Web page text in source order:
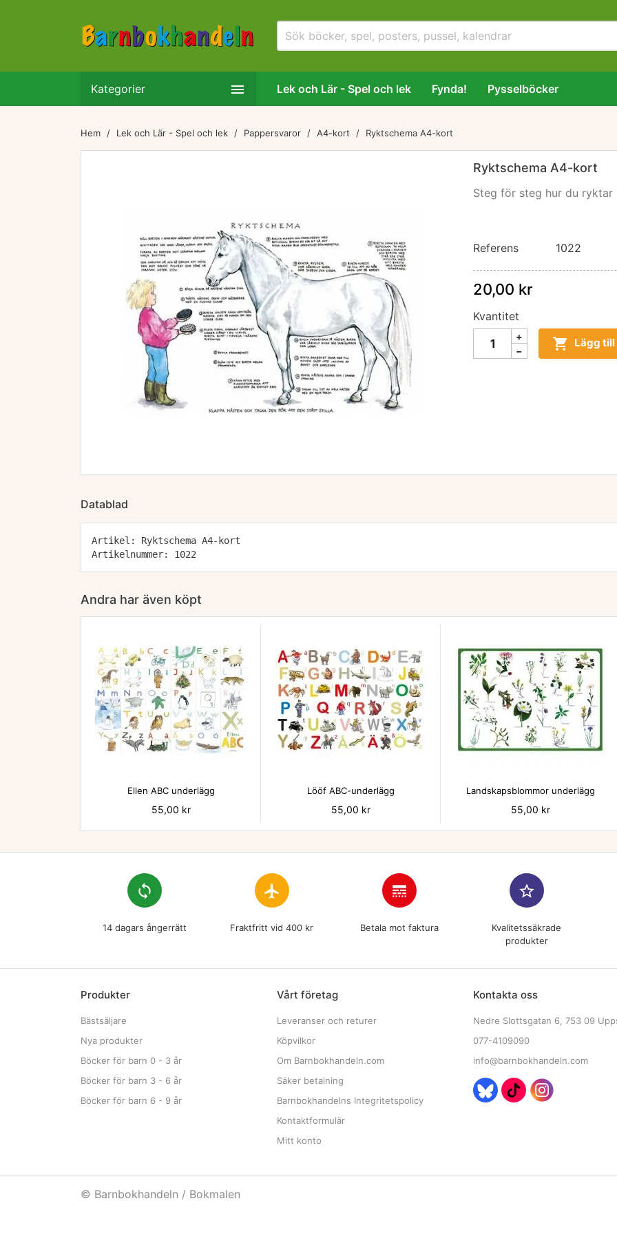
Kategorier  Lek och Lär - Spel och lek Fynda! Pysselböcker
Hem Lek och Lär - Spel och lek Pappersvaror A4-kort Ryktschema A4-kort
Ryktschema A4-kort
Steg för steg hur du ryktar
Referens 1022
20,00 kr
Kvantitet
 Lägg
Datablad
Artikel: Ryktschema A4-kort
Artikelnummer: 1022
Andra har även köpt

Ellen ABC underlägg
Pris
55,00 kr

Lööf ABC-underlägg
Pris
55,00 kr
Landskapsblommor underlägg
Pris
55,00 kr
loop
14 dagars ångerrätt
flight
Fraktfritt vid 400 kr
line_style
Betala mot faktura
star_border
Kvalitetssäkrade
produkter
Produkter
Bästsäljare
Nya produkter
Böcker för barn 0 - 3 år
Böcker för barn 3 - 6 år
Böcker för barn 6 - 9 år
Vårt företag
Leveranser och returer
Köpvilkor
Om Barnbokhandeln.com
Säker betalning
Barnbokhandelns Integritetspolicy
Kontaktformulär
Mitt konto
Kontakta oss
Nedre Slottsgatan 6, 753 09
077-4109090
info@barnbokhandeln.com
© Barnbokhandeln / Bokmalen